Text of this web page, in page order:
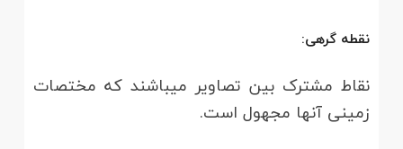
نقطه گرهی:
نقاط مشترک بین تصاویر می­باشند که مختصات
زمینی آن­ها مجهول است.